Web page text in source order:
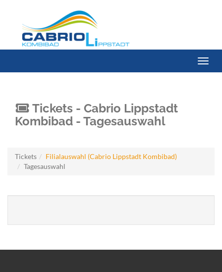
Menü
Tickets - Cabrio Lippstadt
Kombibad - Tagesauswahl
Tickets
Filialauswahl (Cabrio Lippstadt Kombibad)
Tagesauswahl